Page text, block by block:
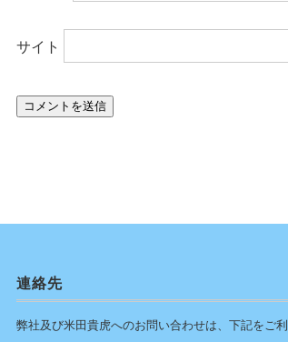
サイト
連絡先
弊社及び米田貴虎へのお問い合わせは、下記をご利